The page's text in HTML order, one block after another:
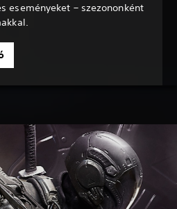
eseményeket – szezononként